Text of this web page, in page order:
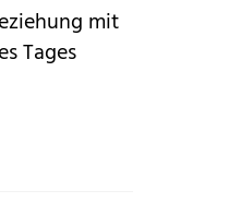
mit
Tages